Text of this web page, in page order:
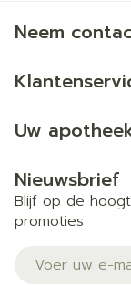
Neem
Uw
Nieuwsbrief
Blijf op de
promoties
E-mail adres